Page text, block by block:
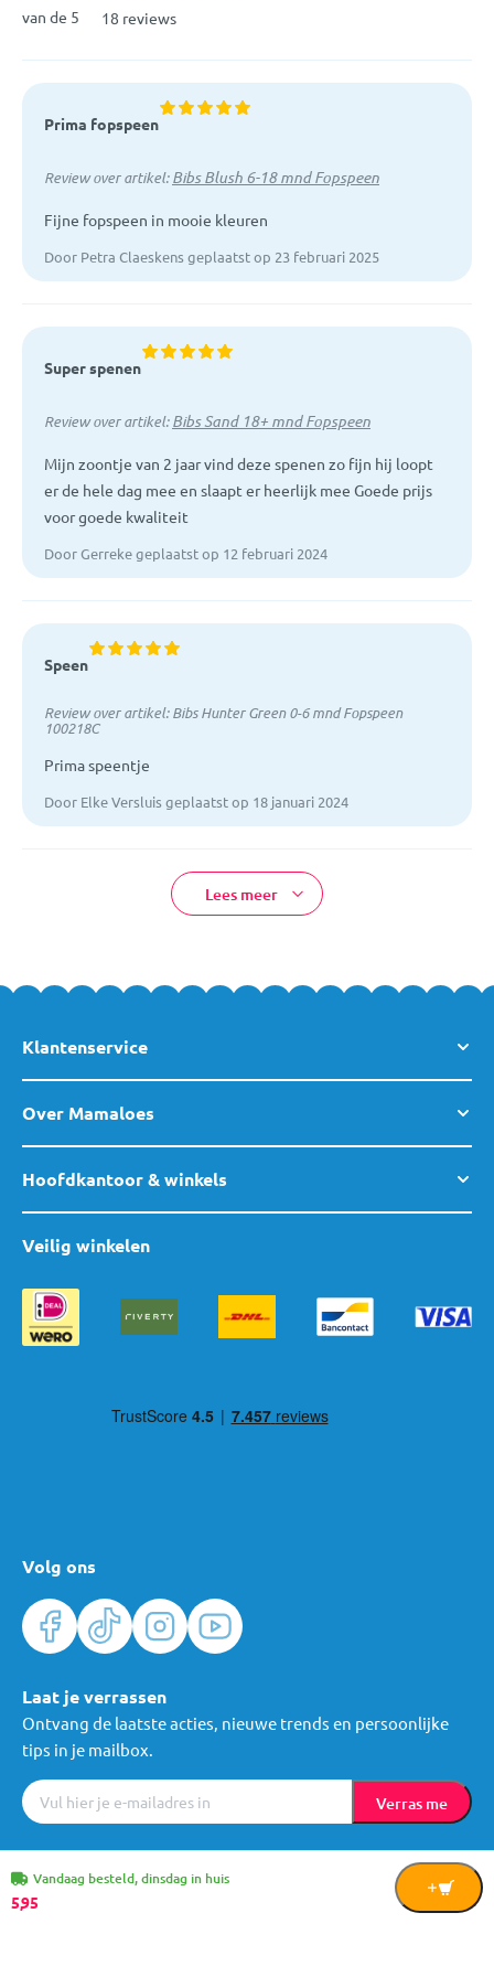
van de 5 18 reviews
Prima fopspeen
Review over artikel:Bibs Blush 6-18 mnd Fopspeen
Fijne fopspeen in mooie kleuren
Door Petra Claeskens geplaatst op 23 februari 2025
Super spenen
Review over artikel:Bibs Sand 18+ mnd Fopspeen
Mijn zoontje van 2 jaar vind deze spenen zo fijn hij loopt
er de hele dag mee en slaapt er heerlijk mee Goede prijs
voor goede kwaliteit
Door Gerreke geplaatst op 12 februari 2024
Speen
Review over artikel:Bibs Hunter Green 0-6 mnd Fopspeen
100218C
Prima speentje
Door Elke Versluis geplaatst op 18 januari 2024
Lees meer
Vandaag besteld, dinsdag in huis
5,95
In
Klantenservice
Over Mamaloes
Hoofdkantoor & winkels
Volg ons
Veilig winkelen
Laat je verrassen
Ontvang de laatste acties, nieuwe trends en persoonlijke
tips in je mailbox.
Verras me
Algemene voorwaarden Cookies © Mama Loes & Kids B.V.